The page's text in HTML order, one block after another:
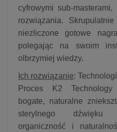
cyfrowymi sub-
rozwiązania.
niezliczone gotowe
polegając na swoim
olbrzymiej wiedzy.
Ich rozwiązanie:
Proces K2
bogate, naturalne
sterylnego dźwięku
organiczność i